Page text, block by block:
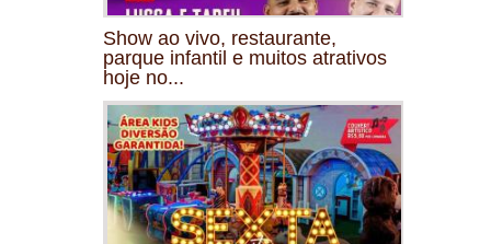
Show ao vivo, restaurante,
parque infantil e muitos atrativos
hoje no...